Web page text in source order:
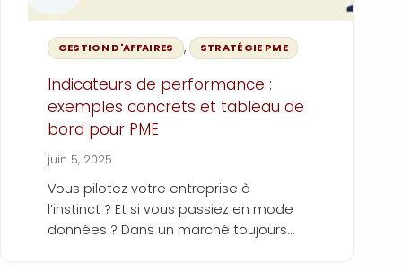
GESTION D'AFFAIRES , STRATÉGIE PME
Indicateurs de performance :
exemples concrets et tableau de
bord pour PME
juin 5, 2025
Vous pilotez votre entreprise à
l’instinct ? Et si vous passiez en mode
données ? Dans un marché toujours